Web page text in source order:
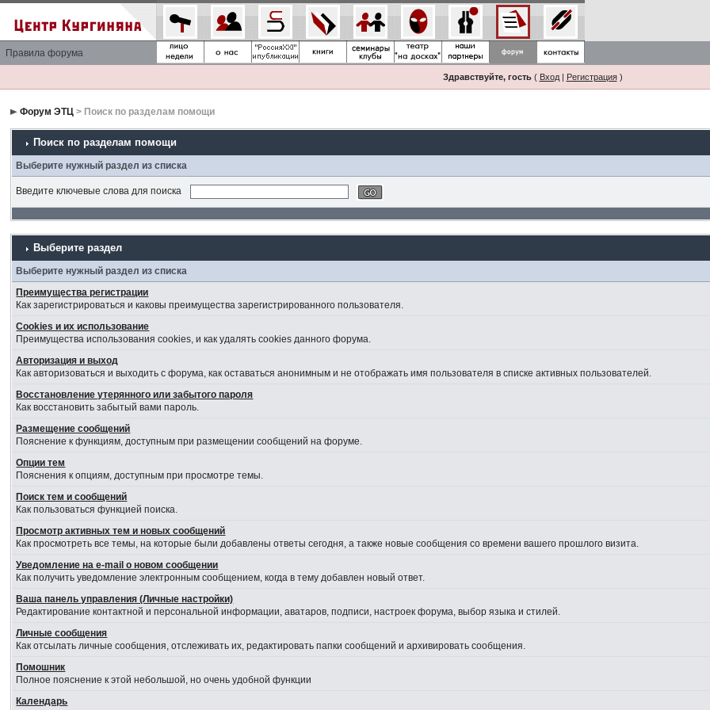
Правила форума
Здравствуйте, гость( Вход| Регистрация)
Форум ЭТЦ > Поиск по разделам помощи
Поиск по разделам помощи
Выберите нужный раздел из списка
Введите ключевые слова для поиска
Выберите раздел
Выберите нужный раздел из списка
Преимущества регистрации
Как зарегистрироваться и каковы преимущества зарегистрированного пользователя.
Cookies и их использование
Преимущества использования cookies, и как удалять cookies данного форума.
Авторизация и выход
Как авторизоваться и выходить с форума, как оставаться анонимным и не отображать имя пользователя в списке активных пользователей.
Восстановление утерянного или забытого пароля
Как восстановить забытый вами пароль.
Размещение сообщений
Пояснение к функциям, доступным при размещении сообщений на форуме.
Опции тем
Пояснения к опциям, доступным при просмотре темы.
Поиск тем и сообщений
Как пользоваться функцией поиска.
Просмотр активных тем и новых сообщений
Как просмотреть все темы, на которые были добавлены ответы сегодня, а также новые сообщения со времени вашего прошлого визита.
Уведомление на е-mail о новом сообщении
Как получить уведомление электронным сообщением, когда в тему добавлен новый ответ.
Ваша панель управления (Личные настройки)
Редактирование контактной и персональной информации, аватаров, подписи, настроек форума, выбор языка и стилей.
Личные сообщения
Как отсылать личные сообщения, отслеживать их, редактировать папки сообщений и архивировать сообщения.
Помошник
Полное пояснение к этой небольшой, но очень удобной функции
Календарь